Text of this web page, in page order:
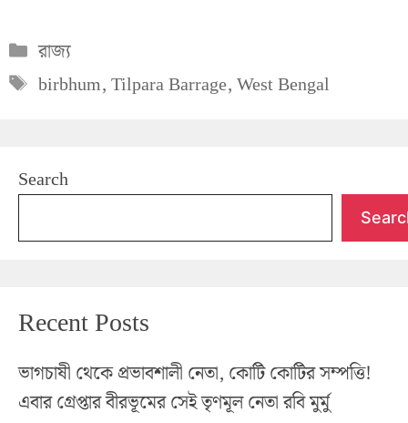
Categories
রাজ্য
Tags
birbhum,Tilpara Barrage,West Bengal
Search
Recent Posts
ভাগচাষী থেকে প্রভাবশালী নেতা, কোটি কোটির সম্পত্তি!
এবার গ্রেপ্তার বীরভূমের সেই তৃণমূল নেতা রবি মুর্মু